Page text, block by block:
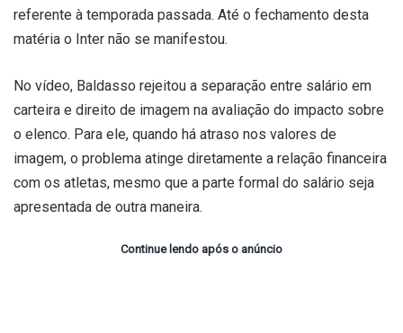
referente à temporada passada. Até o fechamento desta
matéria o Inter não se manifestou.
No vídeo, Baldasso rejeitou a separação entre salário em
carteira e direito de imagem na avaliação do impacto sobre
o elenco. Para ele, quando há atraso nos valores de
imagem, o problema atinge diretamente a relação financeira
com os atletas, mesmo que a parte formal do salário seja
apresentada de outra maneira.
Continue lendo após o anúncio